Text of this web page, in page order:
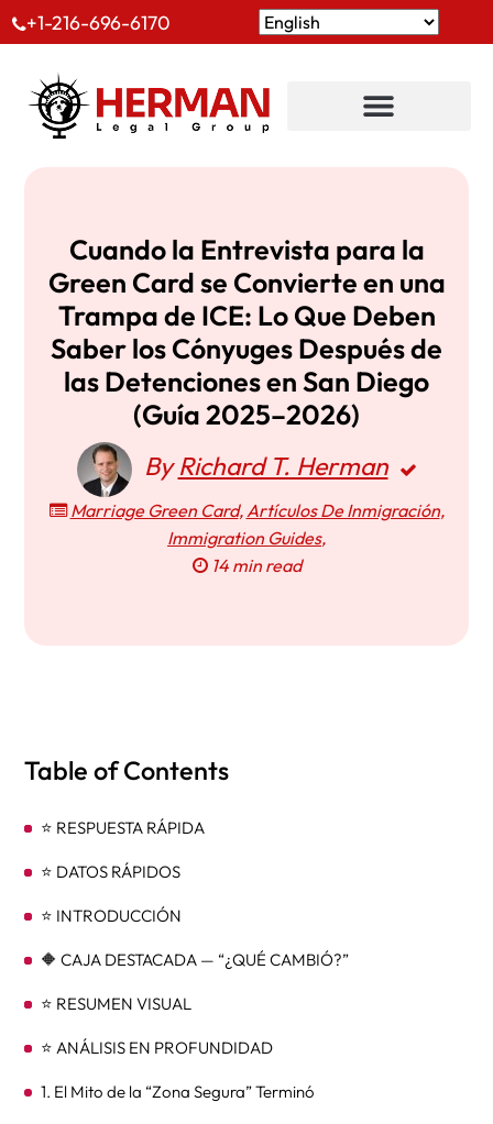
+1-216-696-6170
Cuando la Entrevista para la
Green Card se Convierte en una
Trampa de ICE: Lo Que Deben
Saber los Cónyuges Después de
las Detenciones en San Diego
(Guía 2025–2026)
ByRichard T. Herman
Marriage Green Card,Artículos De Inmigración,
Immigration Guides,
14 min read
Table of Contents
⭐ RESPUESTA RÁPIDA
⭐ DATOS RÁPIDOS
⭐ INTRODUCCIÓN
🔶 CAJA DESTACADA — “¿QUÉ CAMBIÓ?”
⭐ RESUMEN VISUAL
⭐ ANÁLISIS EN PROFUNDIDAD
1. El Mito de la “Zona Segura” Terminó